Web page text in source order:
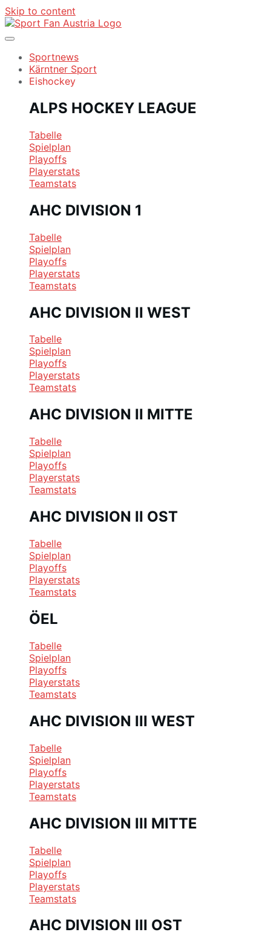
Skip to content
Sportnews
Kärntner Sport
Eishockey
ALPS HOCKEY LEAGUE
Tabelle
Spielplan
Playoffs
Playerstats
Teamstats
AHC DIVISION 1
Tabelle
Spielplan
Playoffs
Playerstats
Teamstats
AHC DIVISION II WEST
Tabelle
Spielplan
Playoffs
Playerstats
Teamstats
AHC DIVISION II MITTE
Tabelle
Spielplan
Playoffs
Playerstats
Teamstats
AHC DIVISION II OST
Tabelle
Spielplan
Playoffs
Playerstats
Teamstats
ÖEL
Tabelle
Spielplan
Playoffs
Playerstats
Teamstats
AHC DIVISION III WEST
Tabelle
Spielplan
Playoffs
Playerstats
Teamstats
AHC DIVISION III MITTE
Tabelle
Spielplan
Playoffs
Playerstats
Teamstats
AHC DIVISION III OST